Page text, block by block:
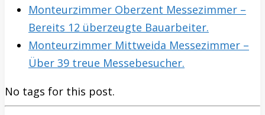
Monteurzimmer Oberzent Messezimmer –
Bereits 12 überzeugte Bauarbeiter.
Monteurzimmer Mittweida Messezimmer –
Über 39 treue Messebesucher.
No tags for this post.